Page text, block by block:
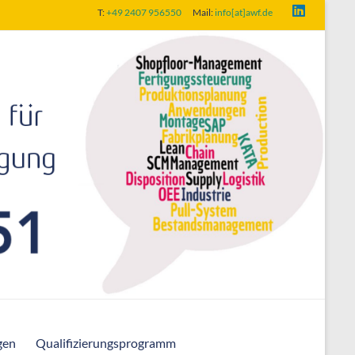
T:+49 2407 956550 Mail:info[at]awf.de
Qualifizierungsprogramm